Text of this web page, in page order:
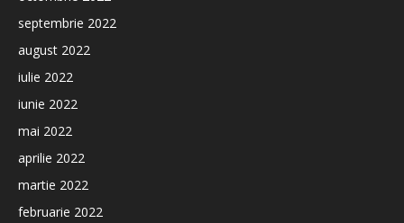
septembrie 2022
august 2022
iulie 2022
iunie 2022
mai 2022
aprilie 2022
martie 2022
februarie 2022